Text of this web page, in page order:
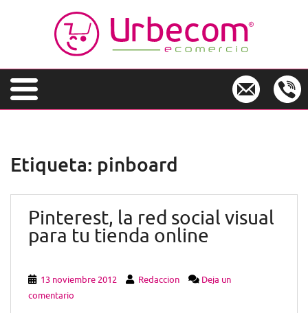
t
Etiqueta: pinboard
Pinterest, la red social visual
para tu tienda online
13 noviembre 2012 Redaccion
Deja un
comentario